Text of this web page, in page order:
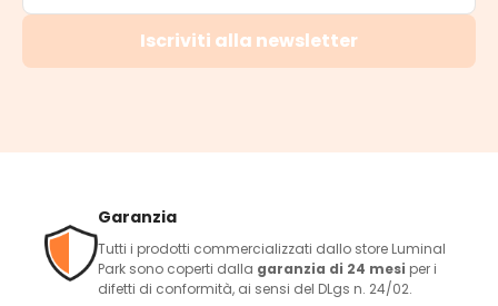
Iscriviti alla newsletter
Garanzia
Tutti i prodotti commercializzati dallo store Luminal
Park sono coperti dalla garanzia di 24 mesi per i
difetti di conformità, ai sensi del DLgs n. 24/02.